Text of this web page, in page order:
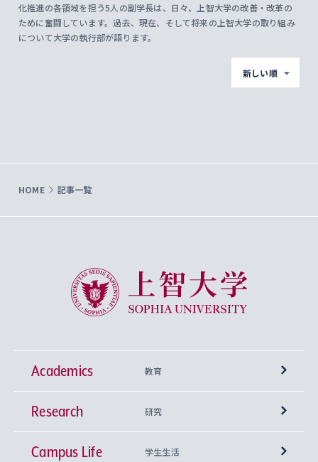
化推進の各領域を担う5人の副学長は、日々、上智大学の改善・改革の
ために奮闘しています。過去、現在、そして将来の上智大学の取り組み
について大学の執行部が語ります。
新しい順
HOME 記事一覧
上智大学 Sophia University
Academics 教育
学部
神学部
興味から学科を探す
Research 研究
研究所 等
Campus Life 学生生活